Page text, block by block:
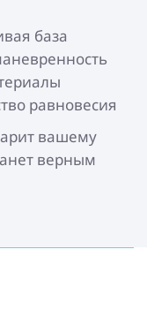
база
равновесия
вашему
верным